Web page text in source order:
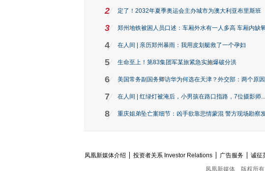
2 定了！2032年夏季奥运会主办城市为澳大利亚布里斯班
3 郑州地铁被困人员口述：车厢外水有一人多高 车厢内缺
4 在人间 | 亲历郑州暴雨：我用皮划艇救了一个孕妇
5 生命至上！第83集团军某旅紧急实施爆破分洪
6 美国常务副国务卿访华为何选在天津？外交部：两个原因
7 在人间 | 红绿灯被淹后，小男孩在路口指路，7位摄影师...
8 重庆姐弟坠亡案细节：凶手欲靠悲情蒙混 警方现场勘察
凤凰新媒体介绍 投资者关系 Investor Relations 广告服务 诚征
凤凰新媒体
版权所有